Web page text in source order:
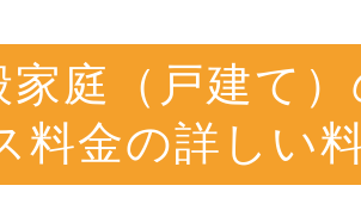
家庭（戸建て
料金の詳しい